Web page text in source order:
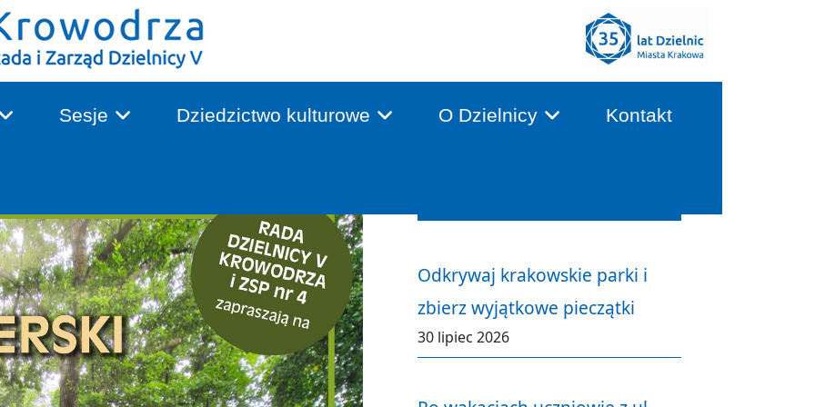
Sesje Dziedzictwo kulturowe O Dzielnicy Kontakt
Odkrywaj krakowskie parki i
zbierz wyjątkowe pieczątki
30 lipiec 2026